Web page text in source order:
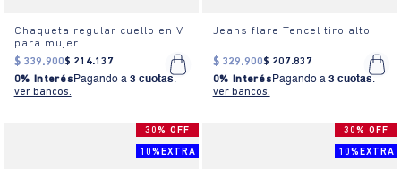
Chaqueta regular cuello en V
para mujer
$ 339.900$ 214.137
0% Interés Pagando a 3 cuotas.
ver bancos.
Jeans flare Tencel tiro alto
$ 329.900$ 207.837
0% Interés Pagando a 3 cuotas.
ver bancos.
30% OFF
10%EXTRA
30% OFF
10%EXTRA